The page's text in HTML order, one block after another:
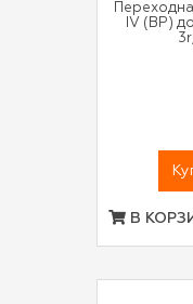
IV (BP)
В